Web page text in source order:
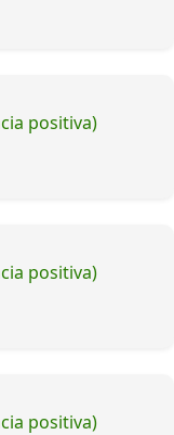
positiva)
positiva)
positiva)